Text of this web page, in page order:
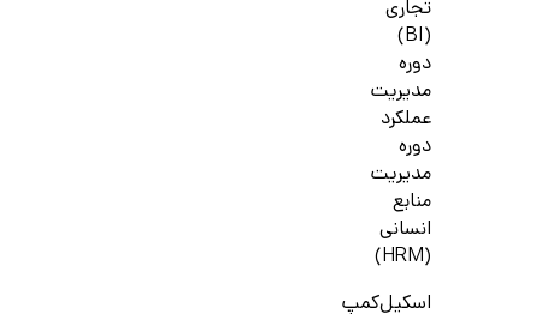
تجاری
(BI)
دوره
مدیریت
عملکرد
دوره
مدیریت
منابع
انسانی
(HRM)
اسکیل‌کمپ